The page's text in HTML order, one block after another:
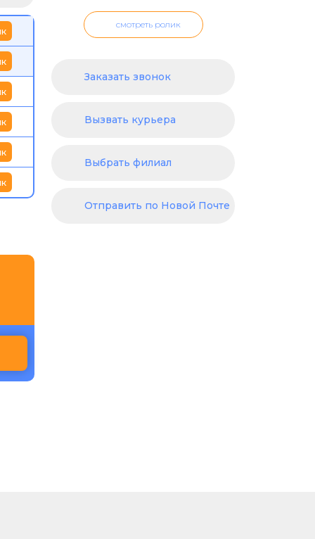
смотреть ролик
Заказать звонок
Вызвать курьера
Выбрать филиал
Отправить по Новой Почте